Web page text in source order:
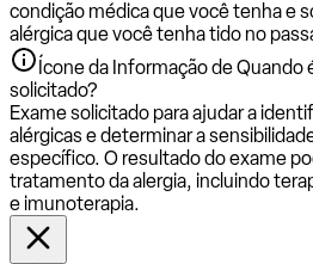
condição médica que você tenha e
alérgica que você tenha tido no
Ícone da Informação de Quando
solicitado?
Exame solicitado para ajudar a
alérgicas e determinar a
específico. O resultado do exame
tratamento da alergia, incluindo
e imunoterapia.